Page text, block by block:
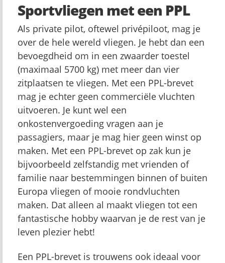
Sportvliegen met een PPL
Als private pilot, oftewel privépiloot, mag je
over de hele wereld vliegen. Je hebt dan een
bevoegdheid om in een zwaarder toestel
(maximaal 5700 kg) met meer dan vier
zitplaatsen te vliegen. Met een PPL-brevet
mag je echter geen commerciële vluchten
uitvoeren. Je kunt wel een
onkostenvergoeding vragen aan je
passagiers, maar je mag hier geen winst op
maken. Met een PPL-brevet op zak kun je
bijvoorbeeld zelfstandig met vrienden of
familie naar bestemmingen binnen of buiten
Europa vliegen of mooie rondvluchten
maken. Dat alleen al maakt vliegen tot een
fantastische hobby waarvan je de rest van je
leven plezier hebt!
Een PPL-brevet is trouwens ook ideaal voor